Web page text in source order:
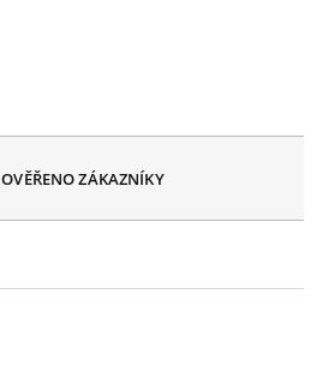
OVĚŘENO ZÁKAZNÍKY